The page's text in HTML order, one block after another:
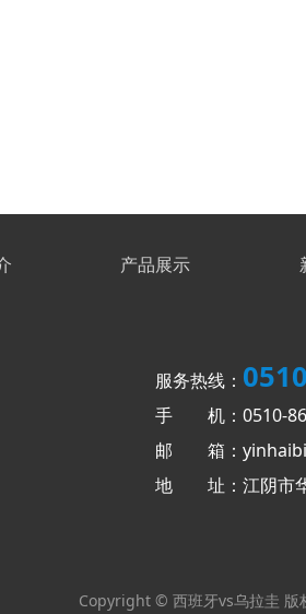
产品展示
服务热线：
手 机：0510-
邮 箱：
地 址：江阴市华
Copyright © 西班牙vs乌拉圭 版